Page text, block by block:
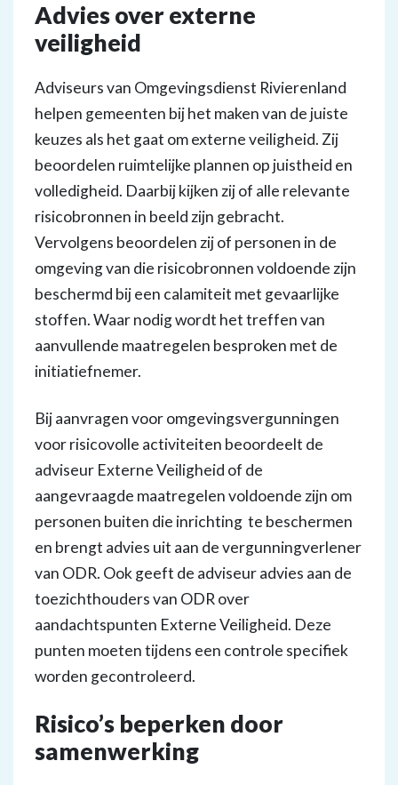
Advies over externe
veiligheid
Adviseurs van Omgevingsdienst Rivierenland
helpen gemeenten bij het maken van de juiste
keuzes als het gaat om externe veiligheid. Zij
beoordelen ruimtelijke plannen op juistheid en
volledigheid. Daarbij kijken zij of alle relevante
risicobronnen in beeld zijn gebracht.
Vervolgens beoordelen zij of personen in de
omgeving van die risicobronnen voldoende zijn
beschermd bij een calamiteit met gevaarlijke
stoffen. Waar nodig wordt het treffen van
aanvullende maatregelen besproken met de
initiatiefnemer.
Bij aanvragen voor omgevingsvergunningen
voor risicovolle activiteiten beoordeelt de
adviseur Externe Veiligheid of de
aangevraagde maatregelen voldoende zijn om
personen buiten die inrichting te beschermen
en brengt advies uit aan de vergunningverlener
van ODR. Ook geeft de adviseur advies aan de
toezichthouders van ODR over
aandachtspunten Externe Veiligheid. Deze
punten moeten tijdens een controle specifiek
worden gecontroleerd.
Risico’s beperken door
samenwerking